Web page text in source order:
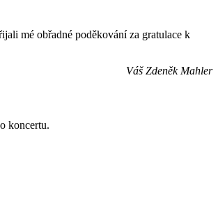
mé obřadné poděkování za gratulace k
Váš Zdeněk Mahler
koncertu.